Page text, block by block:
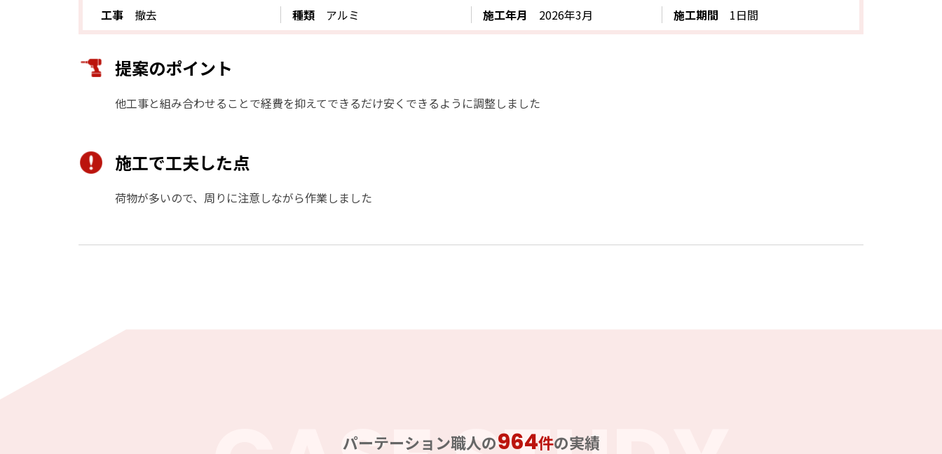
工事 撤去 種類 アルミ 施工年月 2026年3月 施工期間 1日間
提案のポイント
他工事と組み合わせることで経費を抑えてできるだけ安くできるように調整しました
施工で工夫した点
荷物が多いので、周りに注意しながら作業しました
パーテーション職人の964件の実績